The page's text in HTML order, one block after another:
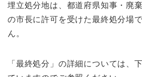
埋立処分地は、都道府県知事・廃
の市長に許可を受けた最終処分場
ん。
「最終処分」の詳細については、